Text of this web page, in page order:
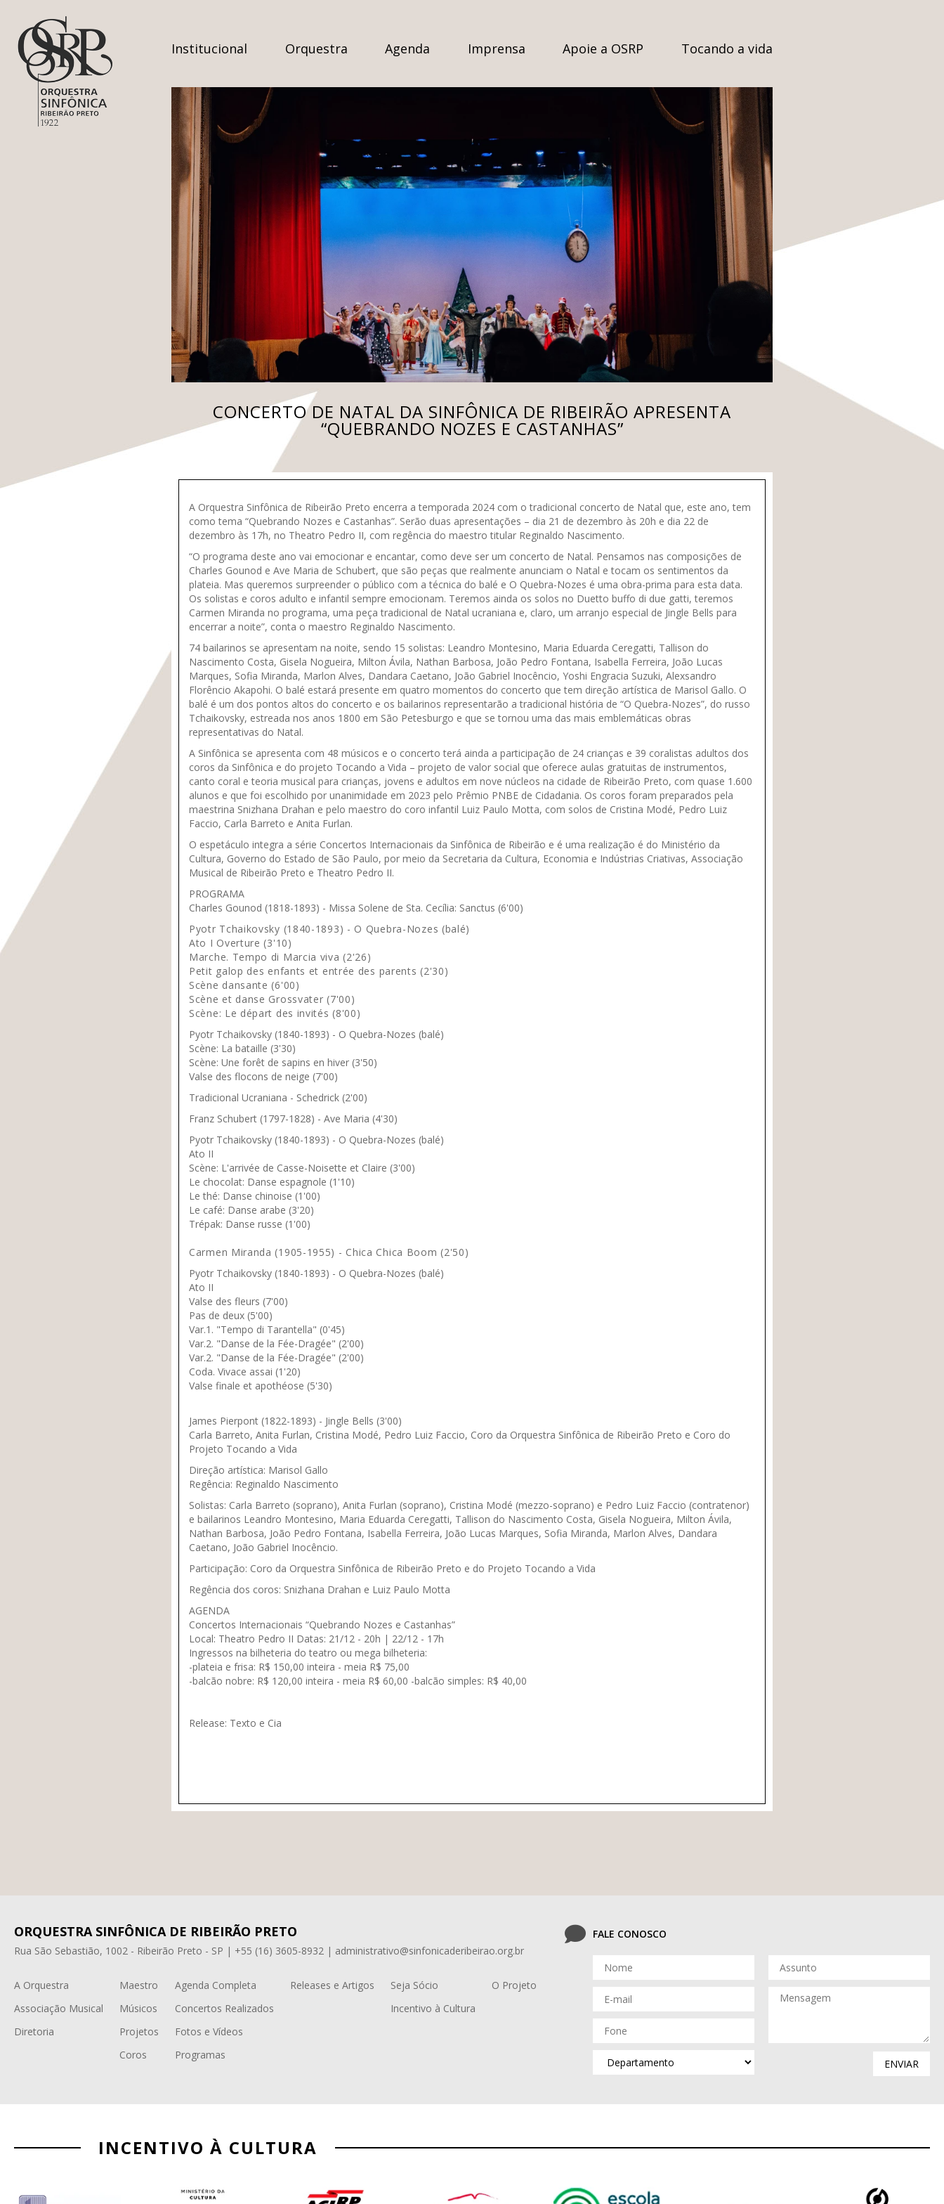
Institucional Orquestra Agenda Imprensa Apoie a OSRP Tocando a vida
CONCERTO DE NATAL DA SINFÔNICA DE RIBEIRÃO APRESENTA
“QUEBRANDO NOZES E CASTANHAS”
A Orquestra Sinfônica de Ribeirão Preto encerra a temporada 2024 com o tradicional concerto de Natal que, este ano, tem
como tema “Quebrando Nozes e Castanhas”. Serão duas apresentações – dia 21 de dezembro às 20h e dia 22 de
dezembro às 17h, no Theatro Pedro II, com regência do maestro titular Reginaldo Nascimento.
“O programa deste ano vai emocionar e encantar, como deve ser um concerto de Natal. Pensamos nas composições de
Charles Gounod e Ave Maria de Schubert, que são peças que realmente anunciam o Natal e tocam os sentimentos da
plateia. Mas queremos surpreender o público com a técnica do balé e O Quebra-Nozes é uma obra-prima para esta data.
Os solistas e coros adulto e infantil sempre emocionam. Teremos ainda os solos no Duetto buffo di due gatti, teremos
Carmen Miranda no programa, uma peça tradicional de Natal ucraniana e, claro, um arranjo especial de Jingle Bells para
encerrar a noite”, conta o maestro Reginaldo Nascimento.
74 bailarinos se apresentam na noite, sendo 15 solistas: Leandro Montesino, Maria Eduarda Ceregatti, Tallison do
Nascimento Costa, Gisela Nogueira, Milton Ávila, Nathan Barbosa, João Pedro Fontana, Isabella Ferreira, João Lucas
Marques, Sofia Miranda, Marlon Alves, Dandara Caetano, João Gabriel Inocêncio, Yoshi Engracia Suzuki, Alexsandro
Florêncio Akapohi. O balé estará presente em quatro momentos do concerto que tem direção artística de Marisol Gallo. O
balé é um dos pontos altos do concerto e os bailarinos representarão a tradicional história de “O Quebra-Nozes”, do russo
Tchaikovsky, estreada nos anos 1800 em São Petesburgo e que se tornou uma das mais emblemáticas obras
representativas do Natal.
A Sinfônica se apresenta com 48 músicos e o concerto terá ainda a participação de 24 crianças e 39 coralistas adultos dos
coros da Sinfônica e do projeto Tocando a Vida – projeto de valor social que oferece aulas gratuitas de instrumentos,
canto coral e teoria musical para crianças, jovens e adultos em nove núcleos na cidade de Ribeirão Preto, com quase 1.600
alunos e que foi escolhido por unanimidade em 2023 pelo Prêmio PNBE de Cidadania. Os coros foram preparados pela
maestrina Snizhana Drahan e pelo maestro do coro infantil Luiz Paulo Motta, com solos de Cristina Modé, Pedro Luiz
Faccio, Carla Barreto e Anita Furlan.
O espetáculo integra a série Concertos Internacionais da Sinfônica de Ribeirão e é uma realização é do Ministério da
Cultura, Governo do Estado de São Paulo, por meio da Secretaria da Cultura, Economia e Indústrias Criativas, Associação
Musical de Ribeirão Preto e Theatro Pedro II.
PROGRAMA
Charles Gounod (1818-1893) - Missa Solene de Sta. Cecília: Sanctus (6'00)
Pyotr Tchaikovsky (1840-1893) - O Quebra-Nozes (balé)
Ato I Overture (3'10)
Marche. Tempo di Marcia viva (2'26)
Petit galop des enfants et entrée des parents (2'30)
Scène dansante (6'00)
Scène et danse Grossvater (7'00)
Scène: Le départ des invités (8'00)
Pyotr Tchaikovsky (1840-1893) - O Quebra-Nozes (balé)
Scène: La bataille (3'30)
Scène: Une forêt de sapins en hiver (3'50)
Valse des flocons de neige (7'00)
Tradicional Ucraniana - Schedrick (2'00)
Franz Schubert (1797-1828) - Ave Maria (4'30)
Pyotr Tchaikovsky (1840-1893) - O Quebra-Nozes (balé)
Ato II
Scène: L'arrivée de Casse-Noisette et Claire (3'00)
Le chocolat: Danse espagnole (1'10)
Le thé: Danse chinoise (1'00)
Le café: Danse arabe (3'20)
Trépak: Danse russe (1'00)
Carmen Miranda (1905-1955) - Chica Chica Boom (2'50)
Pyotr Tchaikovsky (1840-1893) - O Quebra-Nozes (balé)
Ato II
Valse des fleurs (7'00)
Pas de deux (5'00)
Var.1. "Tempo di Tarantella" (0'45)
Var.2. "Danse de la Fée-Dragée" (2'00)
Var.2. "Danse de la Fée-Dragée" (2'00)
Coda. Vivace assai (1'20)
Valse finale et apothéose (5'30)
James Pierpont (1822-1893) - Jingle Bells (3'00)
Carla Barreto, Anita Furlan, Cristina Modé, Pedro Luiz Faccio, Coro da Orquestra Sinfônica de Ribeirão Preto e Coro do
Projeto Tocando a Vida
Direção artística: Marisol Gallo
Regência: Reginaldo Nascimento
Solistas: Carla Barreto (soprano), Anita Furlan (soprano), Cristina Modé (mezzo-soprano) e Pedro Luiz Faccio (contratenor)
e bailarinos Leandro Montesino, Maria Eduarda Ceregatti, Tallison do Nascimento Costa, Gisela Nogueira, Milton Ávila,
Nathan Barbosa, João Pedro Fontana, Isabella Ferreira, João Lucas Marques, Sofia Miranda, Marlon Alves, Dandara
Caetano, João Gabriel Inocêncio.
Participação: Coro da Orquestra Sinfônica de Ribeirão Preto e do Projeto Tocando a Vida
Regência dos coros: Snizhana Drahan e Luiz Paulo Motta
AGENDA
Concertos Internacionais “Quebrando Nozes e Castanhas”
Local: Theatro Pedro II Datas: 21/12 - 20h | 22/12 - 17h
Ingressos na bilheteria do teatro ou mega bilheteria:
-plateia e frisa: R$ 150,00 inteira - meia R$ 75,00
-balcão nobre: R$ 120,00 inteira - meia R$ 60,00 -balcão simples: R$ 40,00
Release: Texto e Cia
ORQUESTRA SINFÔNICA DE RIBEIRÃO PRETO
Rua São Sebastião, 1002 - Ribeirão Preto - SP | +55 (16) 3605-8932 | administrativo@sinfonicaderibeirao.org.br
A Orquestra
Associação Musical
Diretoria
Maestro
Músicos
Projetos
Coros
Agenda Completa
Concertos Realizados
Fotos e Vídeos
Programas
Releases e Artigos
Seja Sócio
Incentivo à Cultura
O Projeto
FALE CONOSCO
ENVIAR
INCENTIVO À CULTURA